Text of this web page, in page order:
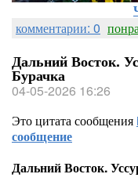
комментарии: 0
Дальний Восток.
Бурачка
04-05-2026 16:26
Это цитата сообщения
сообщение
Дальний Восток.